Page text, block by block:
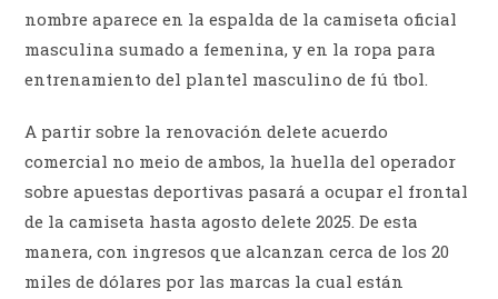
nombre aparece en la espalda de la camiseta oficial
masculina sumado a femenina, y en la ropa para
entrenamiento del plantel masculino de fú tbol.
A partir sobre la renovación delete acuerdo
comercial no meio de ambos, la huella del operador
sobre apuestas deportivas pasará a ocupar el frontal
de la camiseta hasta agosto delete 2025. De esta
manera, con ingresos que alcanzan cerca de los 20
miles de dólares por las marcas la cual están